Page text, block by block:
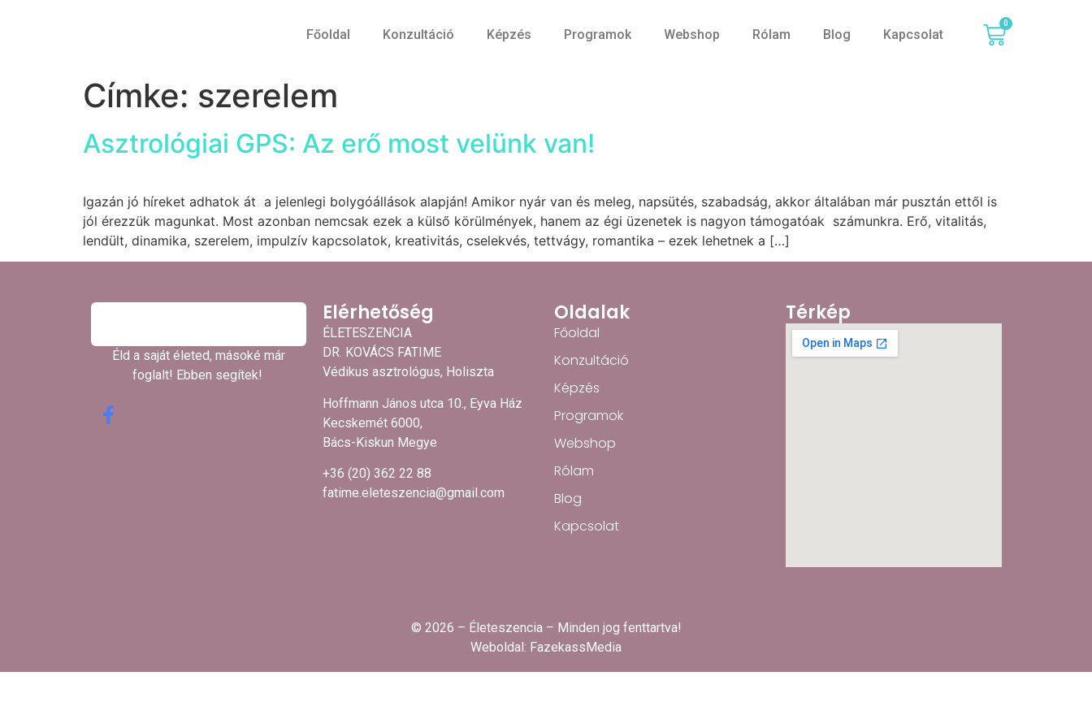
Főoldal Konzultáció Képzés Programok Webshop Rólam Blog Kapcsolat
0
Címke: szerelem
Asztrológiai GPS: Az erő most velünk van!
Igazán jó híreket adhatok át a jelenlegi bolygóállások alapján! Amikor nyár van és meleg, napsütés, szabadság, akkor általában már pusztán ettől is
jól érezzük magunkat. Most azonban nemcsak ezek a külső körülmények, hanem az égi üzenetek is nagyon támogatóak számunkra. Erő, vitalitás,
lendült, dinamika, szerelem, impulzív kapcsolatok, kreativitás, cselekvés, tettvágy, romantika – ezek lehetnek a […]
Éld a saját életed, másoké már
foglalt! Ebben segítek! ​
Elérhetőség
ÉLETESZENCIA
DR. KOVÁCS FATIME
Védikus asztrológus, Holiszta
Hoffmann János utca 10., Eyva Ház
Kecskemét 6000,
Bács-Kiskun Megye
+36 (20) 362 22 88
fatime.eleteszencia@gmail.com
Oldalak
Főoldal
Konzultáció
Képzés
Programok
Webshop
Rólam
Blog
Kapcsolat
Térkép
© 2026 – Életeszencia – Minden jog fenttartva!
Weboldal: FazekassMedia